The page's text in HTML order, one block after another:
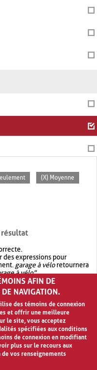
(X) Moyenne
résultat
expressions pour
garage à véloretournera
à vélo".
avec OR.garage OR vélo
quegarage à vélo
AFIN DE
DE NAVIGATION.
des témoins de connexion
et offrir une meilleure
le site, vous acceptez
spécifiées aux conditions
de connexion en modifiant
plus sur le recours aux
vos renseignements